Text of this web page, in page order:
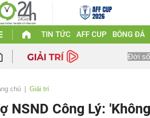
TIN TỨC AFF CUP BÓNG ĐÁ
Đời
chủ Giải trí
NSND Công Lý: